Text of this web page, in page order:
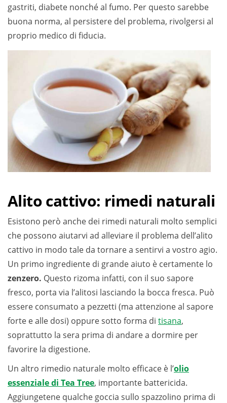
gastriti, diabete nonché al fumo. Per questo sarebbe
buona norma, al persistere del problema, rivolgersi al
proprio medico di fiducia.
Alito cattivo: rimedi naturali
Esistono però anche dei rimedi naturali molto semplici
che possono aiutarvi ad alleviare il problema dell’alito
cattivo in modo tale da tornare a sentirvi a vostro agio.
Un primo ingrediente di grande aiuto è certamente lo
zenzero. Questo rizoma infatti, con il suo sapore
fresco, porta via l’alitosi lasciando la bocca fresca. Può
essere consumato a pezzetti (ma attenzione al sapore
forte e alle dosi) oppure sotto forma di tisana,
soprattutto la sera prima di andare a dormire per
favorire la digestione.
Un altro rimedio naturale molto efficace è l’olio
essenziale di Tea Tree, importante battericida.
Aggiungetene qualche goccia sullo spazzolino prima di